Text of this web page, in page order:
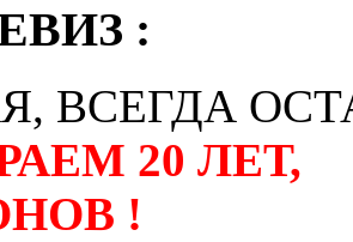
:
ВСЕГДА
20 ЛЕТ,
!